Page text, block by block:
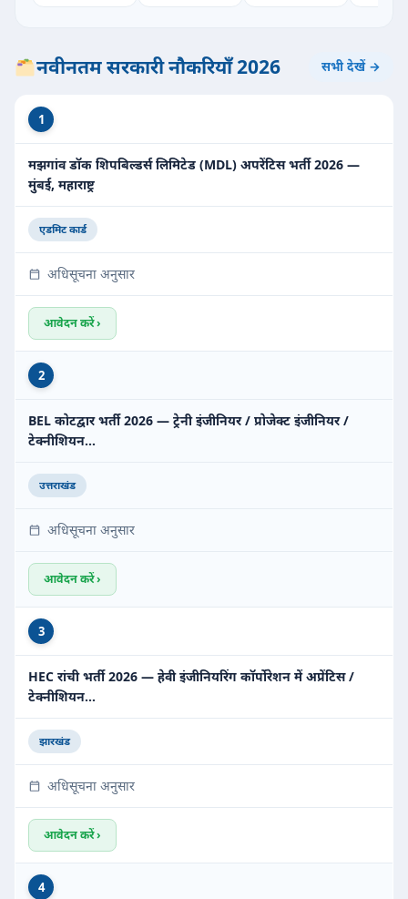
नवीनतम सरकारी नौकरियाँ 2026 सभी देखें →
1
मझगांव डॉक शिपबिल्डर्स लिमिटेड (MDL) अपरेंटिस भर्ती 2026 —
मुंबई, महाराष्ट्र
एडमिट कार्ड
अधिसूचना अनुसार
आवेदन करें ›
2
BEL कोटद्वार भर्ती 2026 — ट्रेनी इंजीनियर / प्रोजेक्ट इंजीनियर /
टेक्नीशियन…
उत्तराखंड
अधिसूचना अनुसार
आवेदन करें ›
3
HEC रांची भर्ती 2026 — हेवी इंजीनियरिंग कॉर्पोरेशन में अप्रेंटिस /
टेक्नीशियन…
झारखंड
अधिसूचना अनुसार
आवेदन करें ›
4